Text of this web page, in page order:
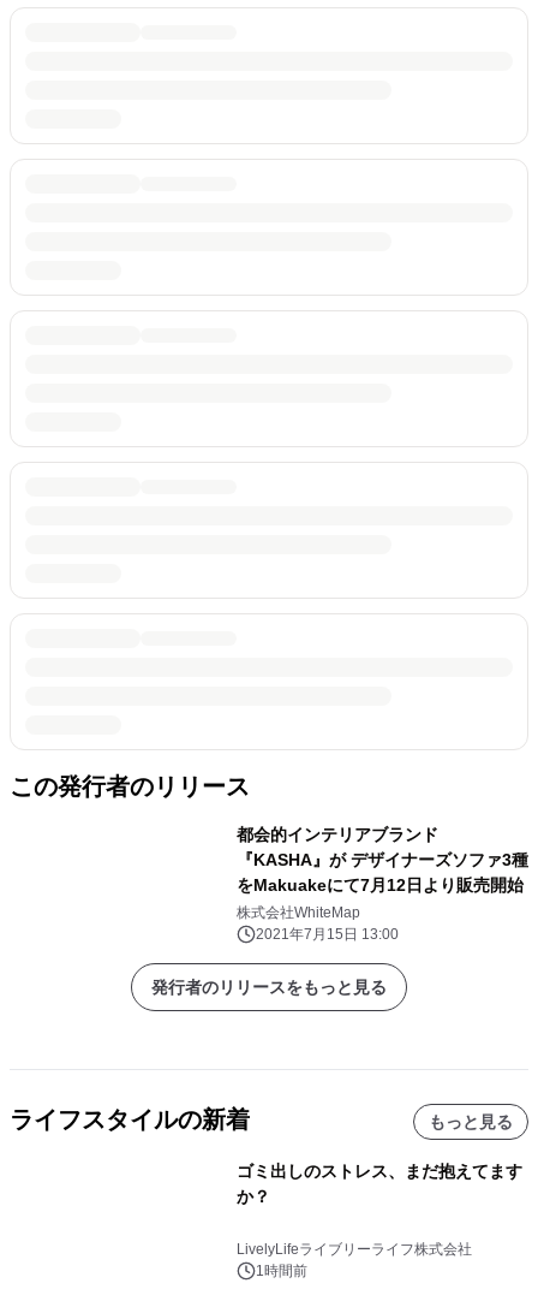
この発行者のリリース
都会的インテリアブランド
『KASHA』が デザイナーズソファ3種
をMakuakeにて7月12日より販売開始
株式会社WhiteMap
2021年7月15日 13:00
発行者のリリースをもっと見る
ライフスタイルの新着 もっと見る
ゴミ出しのストレス、まだ抱えてます
か？
LivelyLifeライブリーライフ株式会社
1時間前